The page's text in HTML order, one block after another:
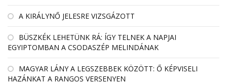
A KIRÁLYNŐ JELESRE VIZSGÁZOTT
BÜSZKÉK LEHETÜNK RÁ: ÍGY TELNEK A NAPJAI
EGYIPTOMBAN A CSODASZÉP MELINDÁNAK
MAGYAR LÁNY A LEGSZEBBEK KÖZÖTT: Ő KÉPVISELI
HAZÁNKAT A RANGOS VERSENYEN